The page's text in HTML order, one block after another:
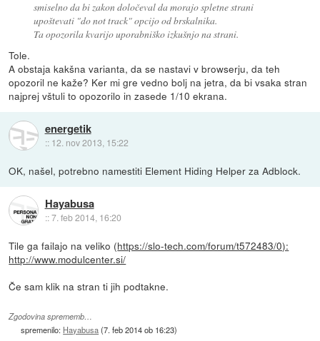
smiselno da bi zakon določeval da morajo spletne strani
upoštevati "do not track" opcijo od brskalnika.
Ta opozorila kvarijo uporabniško izkušnjo na strani.
Tole.
A obstaja kakšna varianta, da se nastavi v browserju, da teh
opozoril ne kaže? Ker mi gre vedno bolj na jetra, da bi vsaka stran
najprej vštuli to opozorilo in zasede 1/10 ekrana.
energetik
:: 12. nov 2013, 15:22
OK, našel, potrebno namestiti Element Hiding Helper za Adblock.
Hayabusa
::7. feb 2014, 16:20
Tile ga failajo na veliko (https://slo-tech.com/forum/t572483/0):
http://www.modulcenter.si/
Če sam klik na stran ti jih podtakne.
Zgodovina sprememb…
spremenilo: Hayabusa(7. feb 2014 ob 16:23)